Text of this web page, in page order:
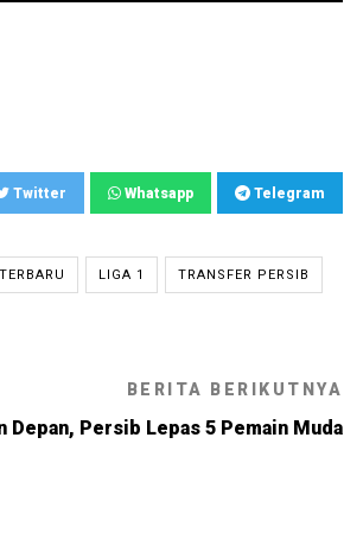
Twitter Whatsapp Telegram
LIGA 1 TRANSFER PERSIB
BERITA BERIKUTNYA
Depan, Persib Lepas 5 Pemain Muda